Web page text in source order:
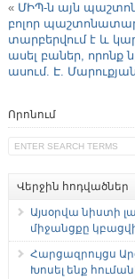
« ՄԻՊ-ն այն
բոլոր
տարբերվում է և
ասել բաներ, որոնք
ասում. Է. Մարուքյան
Որոնում
Վերջին հոդվածներ
Այսօրվա նիստի
միջանցքը
Հարցազրույցս
Խոսել ենք